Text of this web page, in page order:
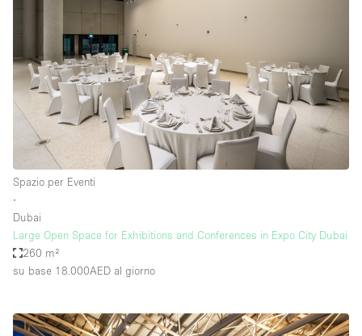
Spazio per Eventi
∙
Dubai
Large Open Space for Exhibitions and Conferences in Expo City Dubai
260 m²
su base 18.000AED al giorno